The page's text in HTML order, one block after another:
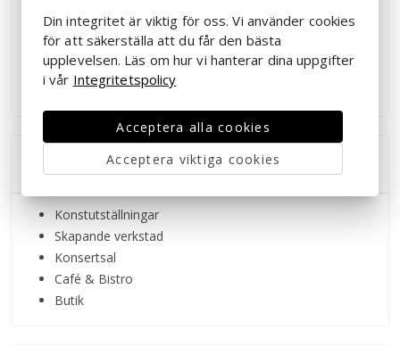
funktionsvariation/er finns på entréplan och nedre plan.
Det finns en större hiss som tar dig enkelt mellan
våningsplanen. Kulturhuset är tröskelfritt. Rullstol och
fällstolar finns till utlån. Fråga personalen i entrén.
Inkluderar
Konstutställningar
Skapande verkstad
Konsertsal
Café & Bistro
Butik
Din integritet är viktig för oss. Vi använder cookies
för att säkerställa att du får den bästa
upplevelsen. Läs om hur vi hanterar dina uppgifter
i vår Integritetspolicy
Acceptera alla cookies
Acceptera viktiga cookies